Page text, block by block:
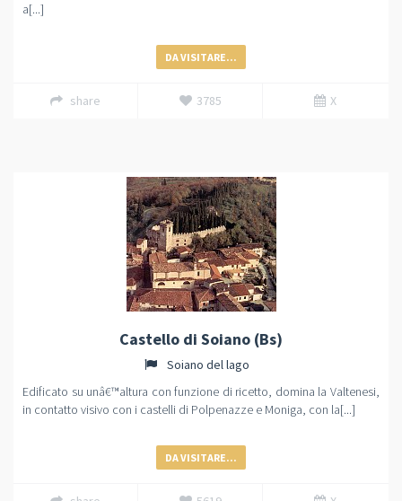
a[...]
DA VISITARE...
share 3785 X
Castello di Soiano (Bs)
Soiano del lago
Edificato su unâ€™altura con funzione di ricetto, domina la Valtenesi,
in contatto visivo con i castelli di Polpenazze e Moniga, con la[...]
DA VISITARE...